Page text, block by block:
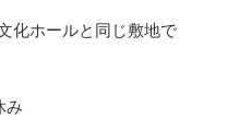
化ホールと同じ敷地で
み